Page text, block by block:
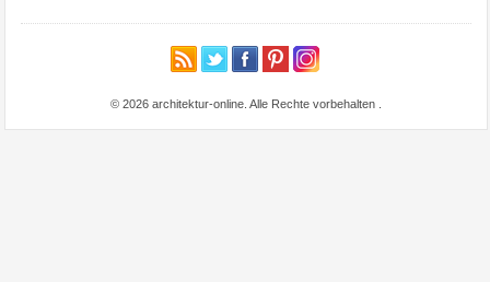
© 2026 architektur-online. Alle Rechte vorbehalten .